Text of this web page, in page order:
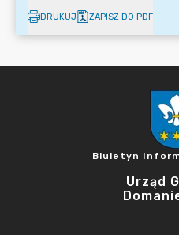
DRUKUJ ZAPISZ DO PDF
Biuletyn
Urząd